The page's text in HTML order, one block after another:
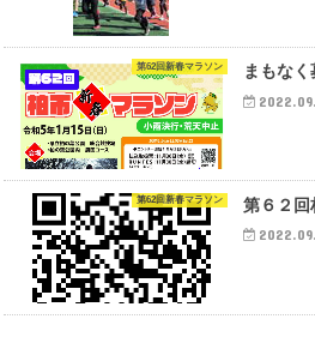
第62回新春マラソン まもな
第62回新春マラソン 第６２回